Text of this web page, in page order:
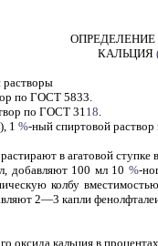
КАЛЬЦИЯ
растворы
по ГОСТ 5833.
по ГОСТ 3118.
1 %-ный спиртовой
растирают в агатовой
добавляют 100 мл 10 %-
колбу
2—3 капли
оксида кальция в